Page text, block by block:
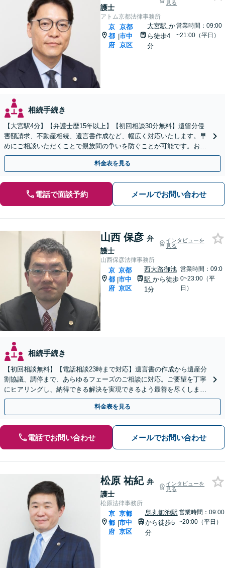
護士
見る
アトム京都法律事務所
京
都
府
|
京都
市中
京区
大宮駅 か
ら徒歩4
分
営業時間：09:00
~21:00（平日）
相続手続き
【大宮駅4分】【弁護士歴15年以上】【初回相談30分無料】遺留分侵
害額請求、不動産相続、遺言書作成など、幅広く対応いたします。早
めにご相談いただくことで親族間の争いを防ぐことが可能です。おひ
とりで悩まず、まずは弁護士にご相談ください。
料金表を見る
電話で面談予約 メールでお問い合わせ
山西 保彦 弁
護士
インタビューを
見る
山西保彦法律事務所
京
都
府
|
京都
市中
京区
西大路御池
駅 から徒歩
1分
営業時間：09:0
0~23:00（平
日）
相続手続き
【初回相談無料】【電話相談23時まで対応】遺言書の作成から遺産分
割協議、調停まで、あらゆるフェーズのご相談に対応。ご要望を丁寧
にヒアリングし、納得できる解決を実現できるよう最善を尽くします
【夜間・休日対応可】【西大路御池駅徒歩1分】
料金表を見る
電話でお問い合わせ メールでお問い合わせ
松原 祐紀 弁
護士
インタビューを
見る
松原法律事務所
京
都
府
|
京都
市中
京区
烏丸御池駅
から徒歩5
分
営業時間：09:00
~20:00（平日）